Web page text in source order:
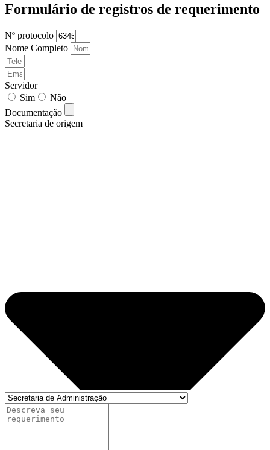
Formulário de registros de requerimento
Nº protocolo
Nome Completo
Servidor
Sim
Não
Documentação
Secretaria de origem